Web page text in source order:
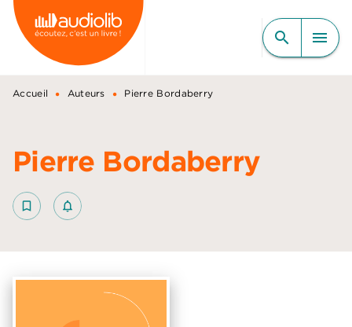
MENU RECHERCHE
CONTENU
PIED DE PAGE
search menu
Accueil • Auteurs • Pierre Bordaberry
Pierre Bordaberry
bookmark_border notifications_none_outlined